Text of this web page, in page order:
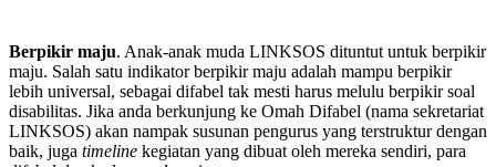
Berpikir maju. Anak-anak muda LINKSOS dituntut untuk berpikir
maju. Salah satu indikator berpikir maju adalah mampu berpikir
lebih universal, sebagai difabel tak mesti harus melulu berpikir soal
disabilitas. Jika anda berkunjung ke Omah Difabel (nama sekretariat
LINKSOS) akan nampak susunan pengurus yang terstruktur dengan
baik, juga timeline kegiatan yang dibuat oleh mereka sendiri, para